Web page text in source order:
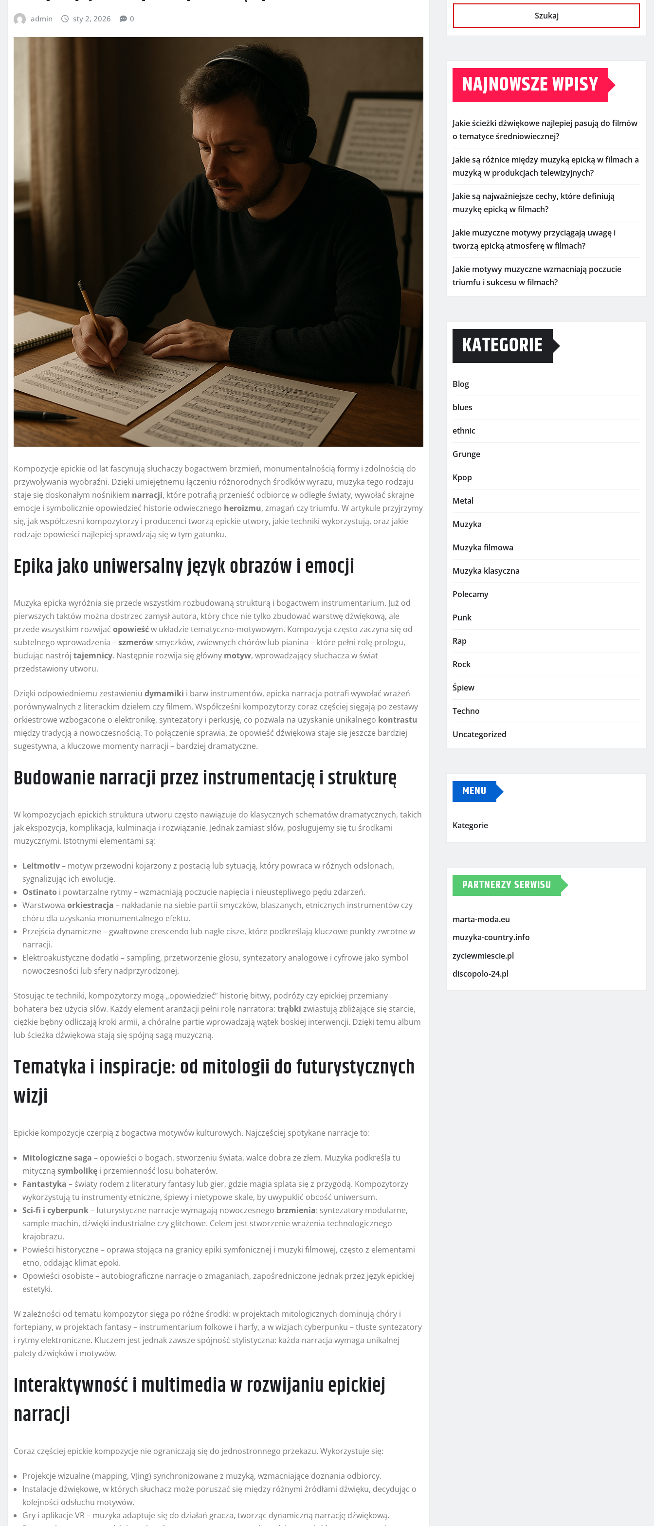
admin sty 2, 2026 0
Kompozycje epickie od lat fascynują słuchaczy bogactwem brzmień, monumentalnością formy i zdolnością do
przywoływania wyobraźni. Dzięki umiejętnemu łączeniu różnorodnych środków wyrazu, muzyka tego rodzaju
staje się doskonałym nośnikiem narracji, które potrafią przenieść odbiorcę w odległe światy, wywołać skrajne
emocje i symbolicznie opowiedzieć historie odwiecznego heroizmu, zmagań czy triumfu. W artykule przyjrzymy
się, jak współczesni kompozytorzy i producenci tworzą epickie utwory, jakie techniki wykorzystują, oraz jakie
rodzaje opowieści najlepiej sprawdzają się w tym gatunku.
Epika jako uniwersalny język obrazów i emocji
Muzyka epicka wyróżnia się przede wszystkim rozbudowaną strukturą i bogactwem instrumentarium. Już od
pierwszych taktów można dostrzec zamysł autora, który chce nie tylko zbudować warstwę dźwiękową, ale
przede wszystkim rozwijać opowieśćw układzie tematyczno-motywowym. Kompozycja często zaczyna się od
subtelnego wprowadzenia –szmerów smyczków, zwiewnych chórów lub pianina – które pełni rolę prologu,
budując nastrój tajemnicy. Następnie rozwija się główny motyw, wprowadzający słuchacza w świat
przedstawiony utworu.
Dzięki odpowiedniemu zestawieniu dymamiki i barw instrumentów, epicka narracja potrafi wywołać wrażeń
porównywalnych z literackim dziełem czy filmem. Współcześni kompozytorzy coraz częściej sięgają po zestawy
orkiestrowe wzbogacone o elektronikę, syntezatory i perkusję, co pozwala na uzyskanie unikalnego kontrastu
między tradycją a nowoczesnością. To połączenie sprawia, że opowieść dźwiękowa staje się jeszcze bardziej
sugestywna, a kluczowe momenty narracji – bardziej dramatyczne.
Budowanie narracji przez instrumentację i strukturę
W kompozycjach epickich struktura utworu często nawiązuje do klasycznych schematów dramatycznych, takich
jak ekspozycja, komplikacja, kulminacja i rozwiązanie. Jednak zamiast słów, posługujemy się tu środkami
muzycznymi. Istotnymi elementami są:
Leitmotiv– motyw przewodni kojarzony z postacią lub sytuacją, który powraca w różnych odsłonach,
sygnalizując ich ewolucję.
Ostinato i powtarzalne rytmy – wzmacniają poczucie napięcia i nieustępliwego pędu zdarzeń.
Warstwowa orkiestracja – nakładanie na siebie partii smyczków, blaszanych, etnicznych instrumentów czy
chóru dla uzyskania monumentalnego efektu.
Przejścia dynamiczne – gwałtowne crescendo lub nagłe cisze, które podkreślają kluczowe punkty zwrotne w
narracji.
Elektroakustyczne dodatki – sampling, przetworzenie głosu, syntezatory analogowe i cyfrowe jako symbol
nowoczesności lub sfery nadprzyrodzonej.
Stosując te techniki, kompozytorzy mogą „opowiedzieć” historię bitwy, podróży czy epickiej przemiany
bohatera bez użycia słów. Każdy element aranżacji pełni rolę narratora: trąbki zwiastują zbliżające się starcie,
ciężkie bębny odliczają kroki armii, a chóralne partie wprowadzają wątek boskiej interwencji. Dzięki temu album
lub ścieżka dźwiękowa stają się spójną sagą muzyczną.
Tematyka i inspiracje: od mitologii do futurystycznych
wizji
Epickie kompozycje czerpią z bogactwa motywów kulturowych. Najczęściej spotykane narracje to:
Mitologiczne saga – opowieści o bogach, stworzeniu świata, walce dobra ze złem. Muzyka podkreśla tu
mityczną symbolikę i przemienność losu bohaterów.
Fantastyka – światy rodem z literatury fantasy lub gier, gdzie magia splata się z przygodą. Kompozytorzy
wykorzystują tu instrumenty etniczne, śpiewy i nietypowe skale, by uwypuklić obcość uniwersum.
Sci-fi i cyberpunk– futurystyczne narracje wymagają nowoczesnego brzmienia: syntezatory modularne,
sample machin, dźwięki industrialne czy glitchowe. Celem jest stworzenie wrażenia technologicznego
krajobrazu.
Powieści historyczne – oprawa stojąca na granicy epiki symfonicznej i muzyki filmowej, często z elementami
etno, oddając klimat epoki.
Opowieści osobiste – autobiograficzne narracje o zmaganiach, zapośredniczone jednak przez język epickiej
estetyki.
W zależności od tematu kompozytor sięga po różne środki: w projektach mitologicznych dominują chóry i
fortepiany, w projektach fantasy – instrumentarium folkowe i harfy, a w wizjach cyberpunku – tłuste syntezatory
i rytmy elektroniczne. Kluczem jest jednak zawsze spójność stylistyczna: każda narracja wymaga unikalnej
palety dźwięków i motywów.
Interaktywność i multimedia w rozwijaniu epickiej
narracji
Coraz częściej epickie kompozycje nie ograniczają się do jednostronnego przekazu. Wykorzystuje się:
Projekcje wizualne (mapping, VJing) synchronizowane z muzyką, wzmacniające doznania odbiorcy.
Instalacje dźwiękowe, w których słuchacz może poruszać się między różnymi źródłami dźwięku, decydując o
kolejności odsłuchu motywów.
Gry i aplikacje VR – muzyka adaptuje się do działań gracza, tworząc dynamiczną narrację dźwiękową.
Szukaj
NAJNOWSZE WPISY
Jakie ścieżki dźwiękowe najlepiej pasują do filmów
o tematyce średniowiecznej?
Jakie są różnice między muzyką epicką w filmach a
muzyką w produkcjach telewizyjnych?
Jakie są najważniejsze cechy, które definiują
muzykę epicką w filmach?
Jakie muzyczne motywy przyciągają uwagę i
tworzą epicką atmosferę w filmach?
Jakie motywy muzyczne wzmacniają poczucie
triumfu i sukcesu w filmach?
KATEGORIE
Blog
blues
ethnic
Grunge
Kpop
Metal
Muzyka
Muzyka filmowa
Muzyka klasyczna
Polecamy
Punk
Rap
Rock
Śpiew
Techno
Uncategorized
MENU
Kategorie
PARTNERZY SERWISU
marta-moda.eu
muzyka-country.info
zyciewmiescie.pl
discopolo-24.pl